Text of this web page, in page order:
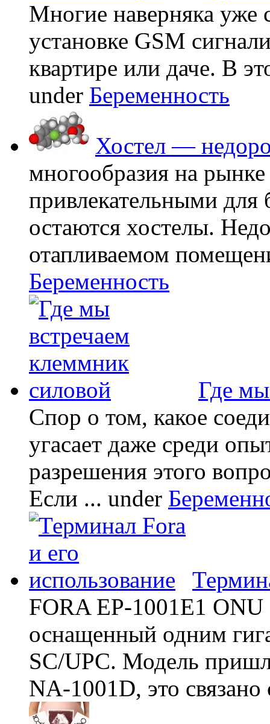
Многие наверняка уже
установке GSM
квартире или даче. В
under Беременность
Хостел —
многообразия на
привлекательными
остаются хостелы.
отапливаемом
Беременность
Где
Спор о том, какое
угасает даже среди
разрешения этого
Если ... under
FORA EP-1001E1 ONU
оснащенный одним
SC/UPC. Модель
NA-1001D, это связано